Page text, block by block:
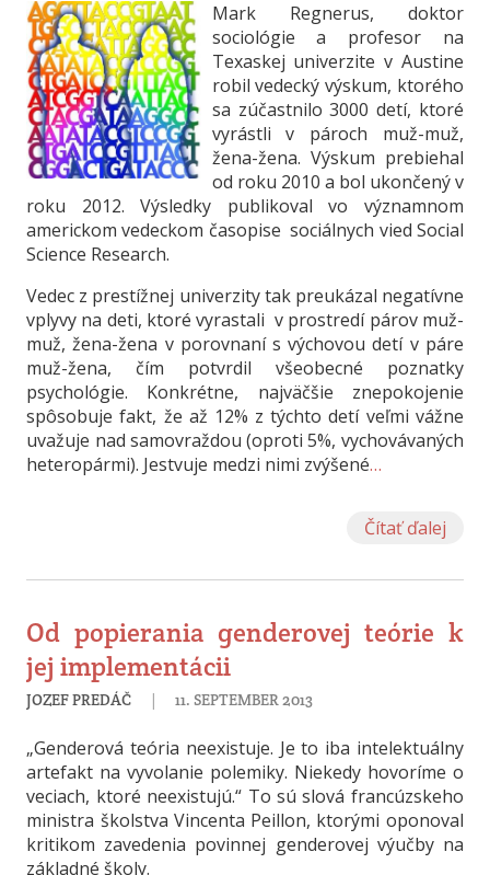
Mark Regnerus, doktor
sociológie a profesor na
Texaskej univerzite v Austine
robil vedecký výskum, ktorého
sa zúčastnilo 3000 detí, ktoré
vyrástli v pároch muž-muž,
žena-žena. Výskum prebiehal
od roku 2010 a bol ukončený v
roku 2012. Výsledky publikoval vo významnom
americkom vedeckom časopise sociálnych vied Social
Science Research.
Vedec z prestížnej univerzity tak preukázal negatívne
vplyvy na deti, ktoré vyrastali v prostredí párov muž-
muž, žena-žena v porovnaní s výchovou detí v páre
muž-žena, čím potvrdil všeobecné poznatky
psychológie. Konkrétne, najväčšie znepokojenie
spôsobuje fakt, že až 12% z týchto detí veľmi vážne
uvažuje nad samovraždou (oproti 5%, vychovávaných
heteropármi). Jestvuje medzi nimi zvýšené…
Čítať ďalej
Od popierania genderovej teórie k
jej implementácii
JOZEF PREDÁČ |11. SEPTEMBER 2013
„Genderová teória neexistuje. Je to iba intelektuálny
artefakt na vyvolanie polemiky. Niekedy hovoríme o
veciach, ktoré neexistujú.“ To sú slová francúzskeho
ministra školstva Vincenta Peillon, ktorými oponoval
kritikom zavedenia povinnej genderovej výučby na
základné školy.